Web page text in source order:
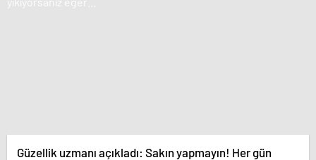
Güzellik uzmanı açıkladı: Sakın yapmayın! Her gün